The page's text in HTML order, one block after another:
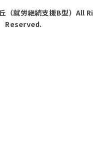
（就労継続支援B型）All
Reserved.